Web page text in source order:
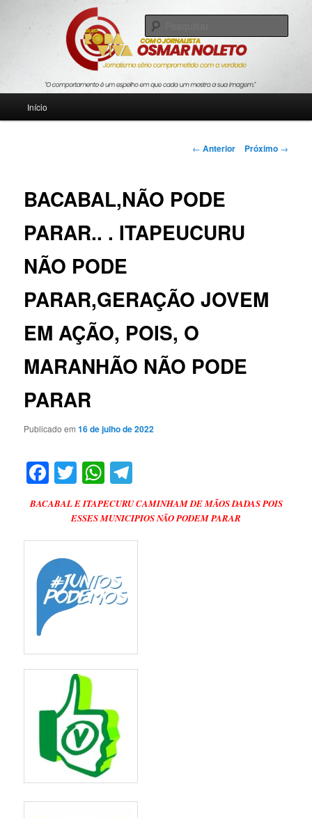
Blog Roda Viva
Jornalismo sério comprometido com a verdade
Início
Navegação
← Anterior Próximo →
BACABAL,NÃO PODE
PARAR.. . ITAPEUCURU
NÃO PODE
PARAR,GERAÇÃO JOVEM
EM AÇÃO, POIS, O
MARANHÃO NÃO PODE
PARAR
Publicado em16 de julho de 2022
Facebook
TwitterWhatsApp
BACABAL E ITAPECURU CAMINHAM DE MÃOS DADAS POIS
ESSES MUNICIPIOS NÃO PODEM PARAR